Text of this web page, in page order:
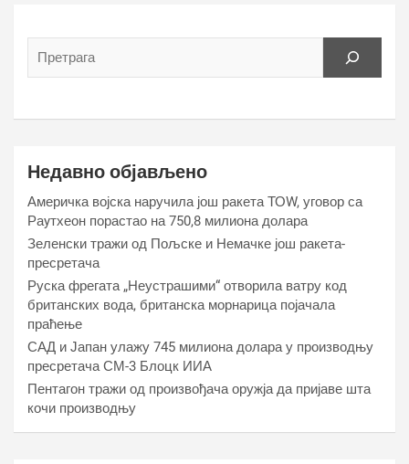
Недавно објављено
Америчка војска наручила још ракета ТОW, уговор са
Раyтхеон порастао на 750,8 милиона долара
Зеленски тражи од Пољске и Немачке још ракета-
пресретача
Руска фрегата „Неустрашими“ отворила ватру код
британских вода, британска морнарица појачала
праћење
САД и Јапан улажу 745 милиона долара у производњу
пресретача СМ-3 Блоцк ИИА
Пентагон тражи од произвођача оружја да пријаве шта
кочи производњу